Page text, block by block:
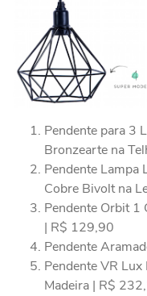
Pendente para 3
Bronzearte na
Pendente Lampa
Cobre Bivolt na
Pendente Orbit
| R$ 129,90
Pendente
Pendente VR
Madeira | R$